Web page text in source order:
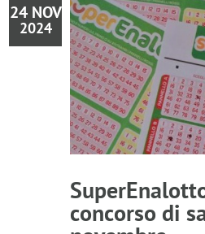
24 NOV
2024
concorso di